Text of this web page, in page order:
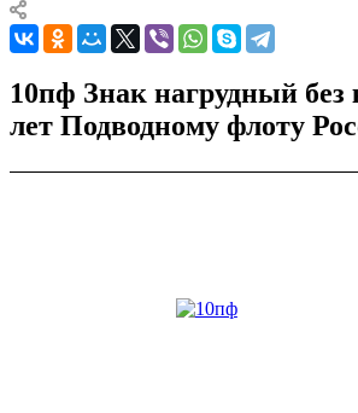
10пф Знак нагрудный без
лет Подводному флоту